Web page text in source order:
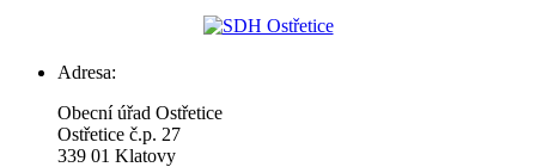
Adresa:
Obecní úřad Ostřetice
Ostřetice č.p. 27
339 01 Klatovy